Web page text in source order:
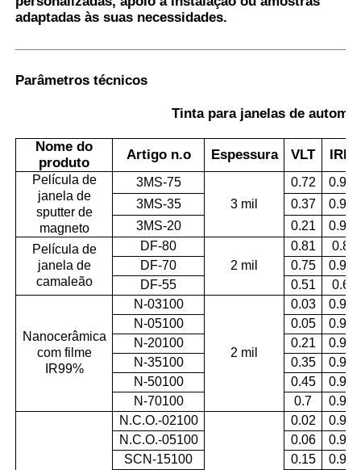
adaptadas às suas necessidades.
Parâmetros técnicos
Tinta para janelas de
Nome do
produto
Artigo n.o Espessura VLT IRR
Película de
janela de
sputter de
magneto
3MS-75
3 mil
0.72
0.95
3MS-35
0.37
0.96
3MS-20
0.21
0.97
Película de
janela de
camaleão
DF-80
2 mil
0.81
0.8
DF-70
0.75
0.98
DF-55
0.51 0.6
Nanocerâmica
com filme
IR99%
N-03100
2 mil
0.03
0.99
N-05100
0.05
0.99
N-20100
0.21
0.99
N-35100
0.35
0.99
N-50100
0.45
0.99
N-70100
0.7 0.99
N.C.O.-02100 0.02
0.93
N.C.O.-05100
0.06
0.95
SCN-15100
0.15
0.97